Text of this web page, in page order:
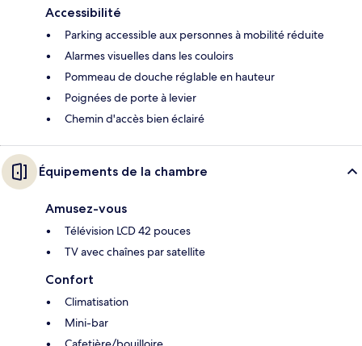
Accessibilité
Parking accessible aux personnes à mobilité réduite
Alarmes visuelles dans les couloirs
Pommeau de douche réglable en hauteur
Poignées de porte à levier
Chemin d'accès bien éclairé
Équipements de la chambre
Amusez-vous
Télévision LCD 42 pouces
TV avec chaînes par satellite
Confort
Climatisation
Mini-bar